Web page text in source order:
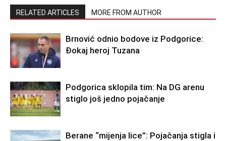
RELATED ARTICLES MORE FROM AUTHOR
Brnović odnio bodove iz Podgorice:
Đokaj heroj Tuzana
Podgorica sklopila tim: Na DG arenu
stiglo još jedno pojačanje
Berane “mijenja lice”: Pojačanja stigla i